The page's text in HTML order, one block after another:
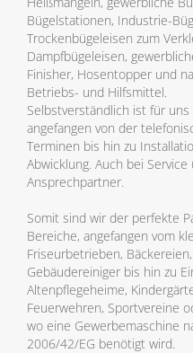
Bügelstationen, Industrie-
Trockenbügeleisen zum
Dampfbügeleisen,
Finisher, Hosentopper und
Betriebs- und Hilfsmittel.
Selbstverständlich ist für
angefangen von der
Terminen bis hin zu
Abwicklung. Auch bei
Ansprechpartner.
Somit sind wir der perfekte
Bereiche, angefangen vom
Friseurbetrieben,
Gebäudereiniger bis hin zu
Altenpflegeheime,
Feuerwehren, Sportvereine
wo eine Gewerbemaschine
2006/42/EG benötigt wird.